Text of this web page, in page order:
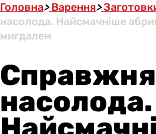
Головна>Варення>
насолода. Найсмачніше
мигдалем
Справжня
насолода.